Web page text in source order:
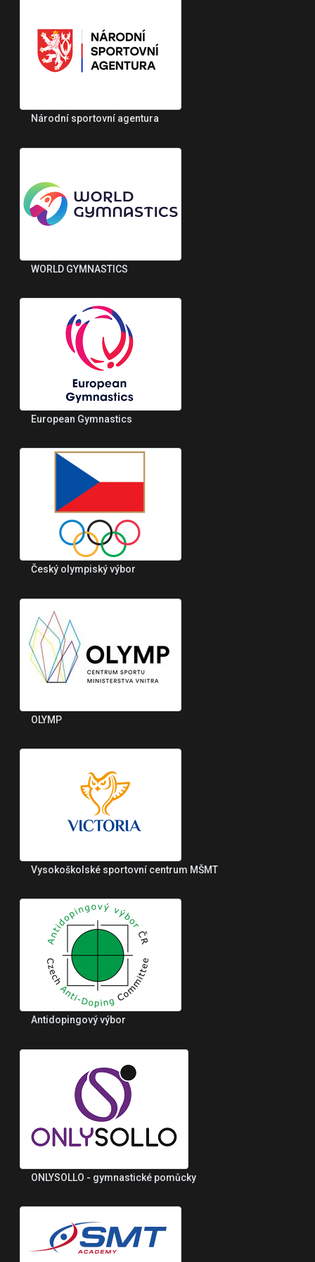
Národní sportovní agentura
WORLD GYMNASTICS
European Gymnastics
Český olympiský výbor
OLYMP
Vysokoškolské sportovní centrum MŠMT
Antidopingový výbor
ONLYSOLLO - gymnastické pomůcky